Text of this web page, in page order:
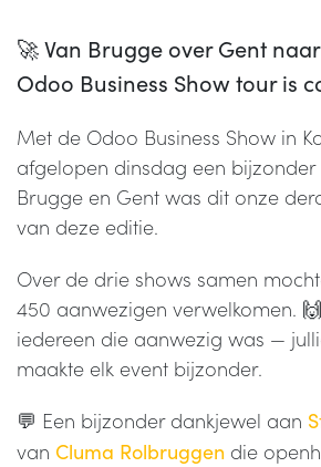
🚀 Van Brugge over Gent
Odoo Business Show tour is
Met de Odoo Business Show in
afgelopen dinsdag een bijzonder
Brugge en Gent was dit onze
van deze editie.
Over de drie shows samen
450 aanwezigen verwelkomen.
iedereen die aanwezig was —
maakte elk event bijzonder.
💬 Een bijzonder dankjewel aan
van Cluma Rolbruggen die